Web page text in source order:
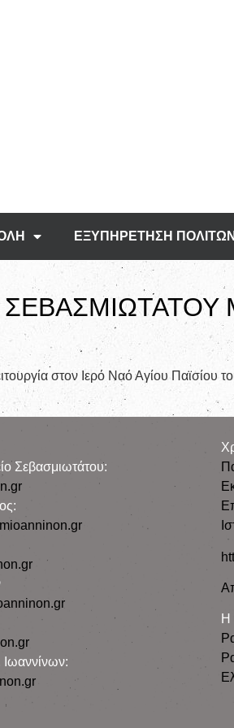
ΕΞΥΠΗΡΕΤΗΣΗ ΠΟΛΙΤΩΝ
στον Ιερό Ναό Αγίου Παϊσίου
Σεβασμιωτάτου:
Ιωαννίνων:
Η